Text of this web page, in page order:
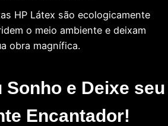
HP Látex são ecologicamente
o meio ambiente e deixam
obra magnífica.
Sonho e Deixe seu
Encantador!